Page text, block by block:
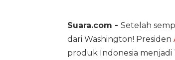
Suara.com - Setelah
dari Washington! Presiden
produk Indonesia menjadi